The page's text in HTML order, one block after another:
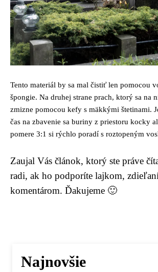
Tento materiál by sa mal čistiť len pomocou
špongie. Na druhej strane prach, ktorý sa na
zmizne pomocou kefy s mäkkými štetinami.
čas na zbavenie sa buriny z priestoru kocky
pomere 3:1 si rýchlo poradí s roztopeným
Zaujal Vás článok, ktorý ste práve
radi, ak ho podporíte lajkom,
komentárom. Ďakujeme 🙂
Najnovšie